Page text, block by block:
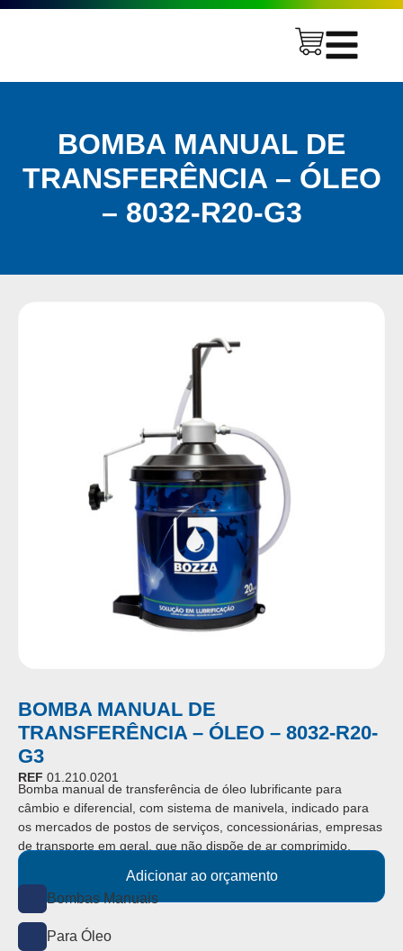
BOMBA MANUAL DE
TRANSFERÊNCIA – ÓLEO
– 8032-R20-G3
BOMBA MANUAL DE
TRANSFERÊNCIA – ÓLEO – 8032-R20-
G3
REF 01.210.0201
Bomba manual de transferência de óleo lubrificante para
câmbio e diferencial, com sistema de manivela, indicado para
os mercados de postos de serviços, concessionárias, empresas
de transporte em geral, que não dispõe de ar comprimido.
Adicionar ao orçamento
Bombas Manuais
Para Óleo